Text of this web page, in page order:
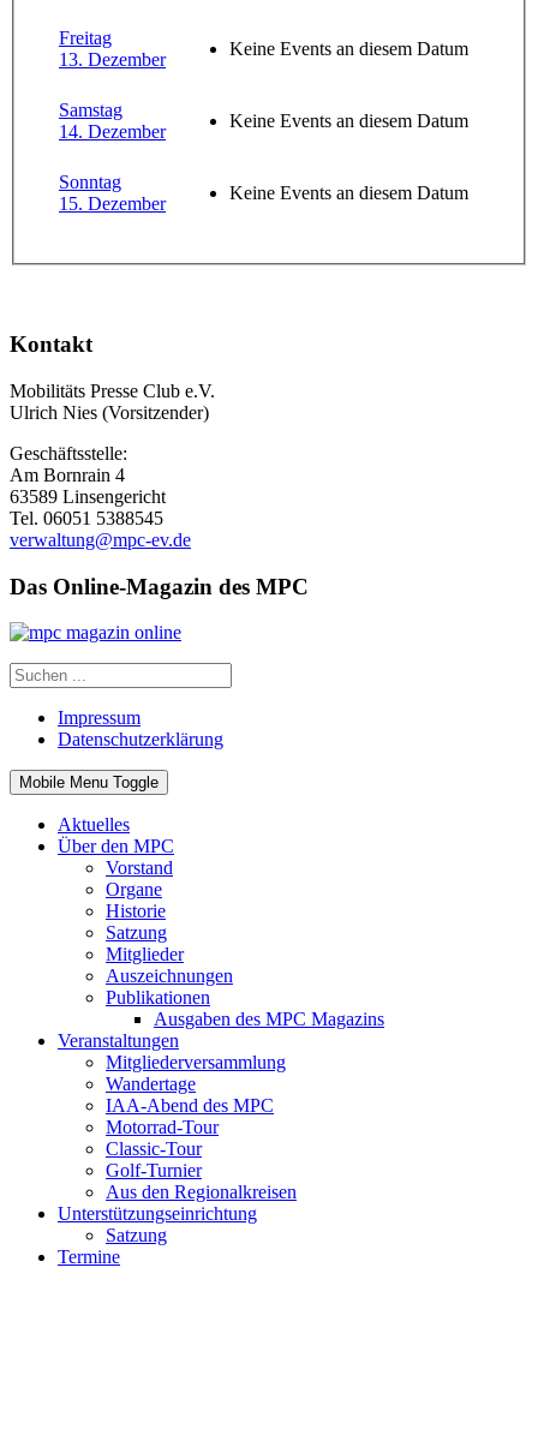
Freitag
13. Dezember
Keine Events an diesem Datum
Samstag
14. Dezember
Keine Events an diesem Datum
Sonntag
15. Dezember
Keine Events an diesem Datum
Kontakt
Mobilitäts Presse Club e.V.
Ulrich Nies (Vorsitzender)
Geschäftsstelle:
Am Bornrain 4
63589 Linsengericht
Tel. 06051 5388545
verwaltung@mpc-ev.de
Das Online-Magazin des MPC
Impressum
Datenschutzerklärung
Mobile Menu Toggle
Aktuelles
Über den MPC
Vorstand
Organe
Historie
Satzung
Mitglieder
Auszeichnungen
Publikationen
Ausgaben des MPC Magazins
Veranstaltungen
Mitgliederversammlung
Wandertage
IAA-Abend des MPC
Motorrad-Tour
Classic-Tour
Golf-Turnier
Aus den Regionalkreisen
Unterstützungseinrichtung
Satzung
Termine